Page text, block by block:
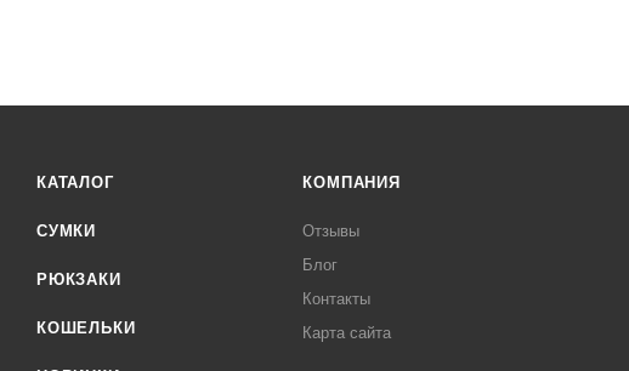
КАТАЛОГ
СУМКИ
РЮКЗАКИ
КОШЕЛЬКИ
КОМПАНИЯ
Отзывы
Блог
Контакты
Карта сайта